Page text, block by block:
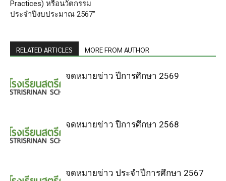
Practices) หรือนวัตกรรม
ประจำปีงบประมาณ 2567”
RELATED ARTICLES MORE FROM AUTHOR
จดหมายข่าว ปีการศึกษา 2569
จดหมายข่าว ปีการศึกษา 2568
จดหมายข่าว ประจำปีการศึกษา 2567